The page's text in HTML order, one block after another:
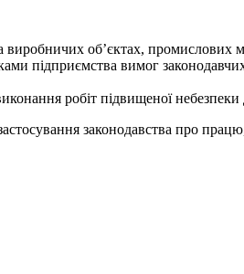
об’єктах, промислових
підприємства вимог
робіт підвищеної небезпеки
законодавства про